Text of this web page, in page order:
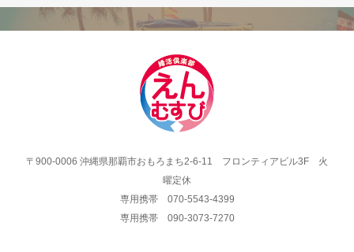
〒900-0006 沖縄県那覇市おもろまち2-6-11 フロンティアビル3F 火
曜定休
専用携帯 070-5543-4399
専用携帯 090-3073-7270